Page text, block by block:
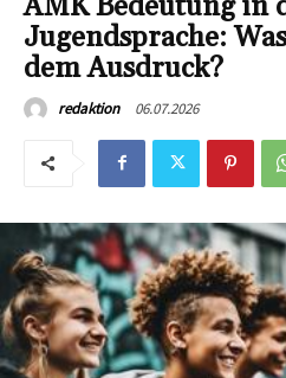
Jugendsprache:
dem Ausdruck?
redaktion 06.07.2026